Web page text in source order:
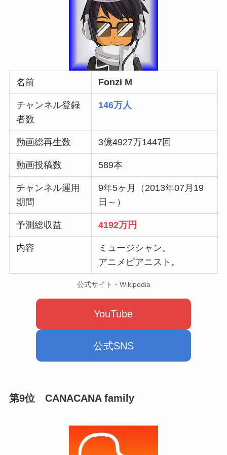
名前 Fonzi M
チャンネル登録
者数
146万人
動画総再生数 3億4927万1447回
動画投稿数 589本
チャンネル運用
期間
9年5ヶ月（2013年07月19
日～）
予測総収益 4192万円
内容
ミュージシャン。
アニメピアニスト。
公式サイト・Wikipedia
YouTube
公式SNS
第9位 CANACANA family